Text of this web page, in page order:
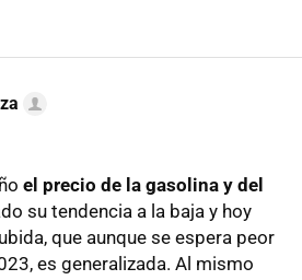
el precio de la gasolina y del
su tendencia a la baja y hoy
que aunque se espera peor
es generalizada. Al mismo